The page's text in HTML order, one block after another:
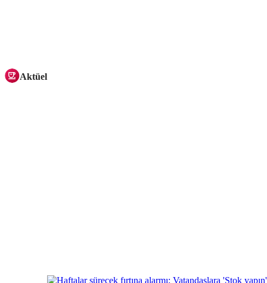
Aktüel